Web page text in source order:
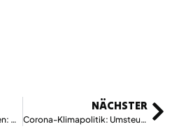
Die unsichtbaren Heldinnen: Alleinerziehende in der Corona-Krise
NÄCHSTER
Corona-Klimapolitik: Umsteuern oder Vertiefung der Klimakrise?